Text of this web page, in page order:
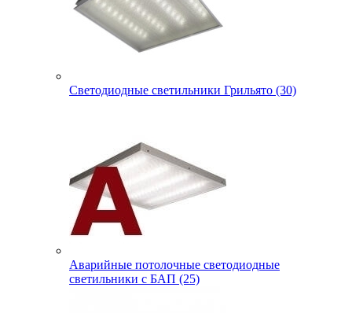
Светодиодные светильники Грильято (30)
Аварийные потолочные светодиодные
светильники с БАП (25)